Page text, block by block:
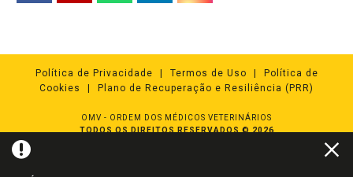
Política de Privacidade Termos de Uso
Política de
Cookies
Plano de Recuperação e Resiliência (PRR)
OMV - ORDEM DOS MÉDICOS VETERINÁRIOS
TODOS OS DIREITOS RESERVADOS © 2026